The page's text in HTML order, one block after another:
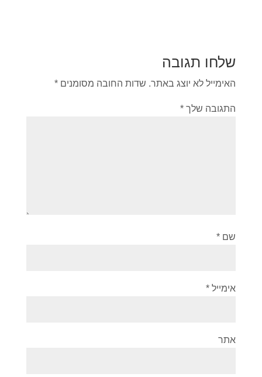
שלחו תגובה
האימייל לא יוצג באתר. שדות החובה מסומנים *
התגובה שלך *
שם *
אימייל *
אתר